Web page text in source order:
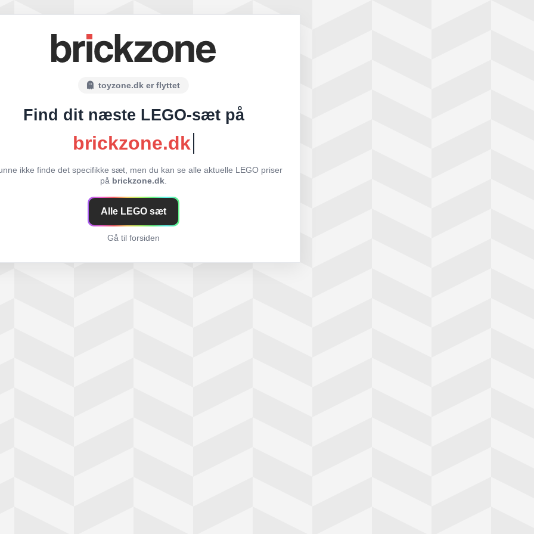
toyzone.dk er flyttet
Find dit næste LEGO-sæt på
brickzone.dk
ikke finde det specifikke sæt, men du kan se alle aktuelle LEGO priser
på brickzone.dk.
Alle LEGO sæt
Gå til forsiden